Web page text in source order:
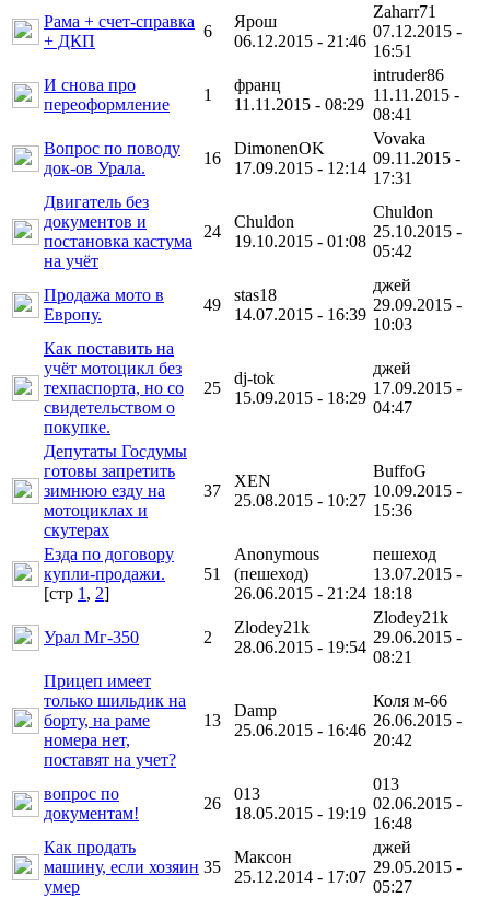
Рама + счет-справка
+ ДКП
6
Ярош
06.12.2015 - 21:46
Zaharr71
07.12.2015 -
16:51
И снова про
переоформление
1
франц
11.11.2015 - 08:29
intruder86
11.11.2015 -
08:41
Вопрос по поводу
док-ов Урала.
16
DimonenOK
17.09.2015 - 12:14
Vovaka
09.11.2015 -
17:31
Двигатель без
документов и
постановка кастума
на учёт
24
Chuldon
19.10.2015 - 01:08
Chuldon
25.10.2015 -
05:42
Продажа мото в
Европу.
49
stas18
14.07.2015 - 16:39
джей
29.09.2015 -
10:03
Как поставить на
учёт мотоцикл без
техпаспорта, но со
свидетельством о
покупке.
25
dj-tok
15.09.2015 - 18:29
джей
17.09.2015 -
04:47
Депутаты Госдумы
готовы запретить
зимнюю езду на
мотоциклах и
скутерах
37
XEN
25.08.2015 - 10:27
BuffoG
10.09.2015 -
15:36
Езда по договору
купли-продажи.
[cтр 1, 2]
51
Anonymous
(пешеход)
26.06.2015 - 21:24
пешеход
13.07.2015 -
18:18
Урал Мг-350 2
Zlodey21k
28.06.2015 - 19:54
Zlodey21k
29.06.2015 -
08:21
Прицеп имеет
только шильдик на
борту, на раме
номера нет,
поставят на учет?
13
Damp
25.06.2015 - 16:46
Коля м-66
26.06.2015 -
20:42
вопрос по
документам!
26
013
18.05.2015 - 19:19
013
02.06.2015 -
16:48
Как продать
машину, если хозяин
умер
35
Максон
25.12.2014 - 17:07
джей
29.05.2015 -
05:27